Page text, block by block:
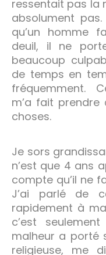
ressentait pas la
absolument
qu’un homme
deuil, il ne
beaucoup
de temps en
fréquemment.
m’a fait
choses.
Je sors
n’est que 4 ans
compte qu’il ne
J’ai parlé de
rapidement à
c’est
malheur a porté
religieuse, me